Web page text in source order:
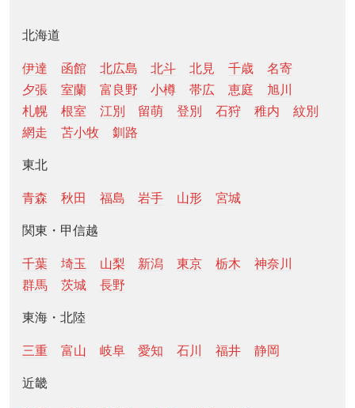
北海道
伊達 函館 北広島 北斗 北見 千歳
名寄
夕張
室蘭 富良野 小樽 帯広 恵庭
旭川
札幌
根室 江別 留萌 登別 石狩 稚内
紋別
網走
苫小牧 釧路
東北
青森 秋田 福島 岩手 山形 宮城
関東・甲信越
千葉 埼玉 山梨 新潟 東京 栃木
神奈川
群馬
茨城 長野
東海・北陸
三重 富山 岐阜 愛知 石川 福井 静岡
近畿